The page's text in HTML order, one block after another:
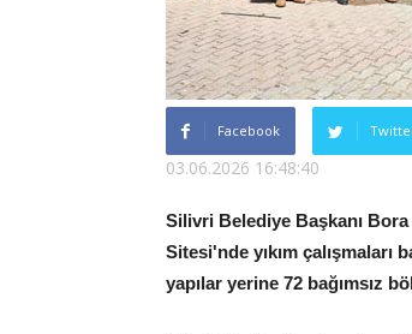
Facebook
03.06.2026 16:48:40
Silivri Belediye Başkanı
Sitesi'nde yıkım
yapılar yerine 72 bağımsız